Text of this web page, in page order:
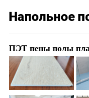
Напольное
ПЭТ пены полы